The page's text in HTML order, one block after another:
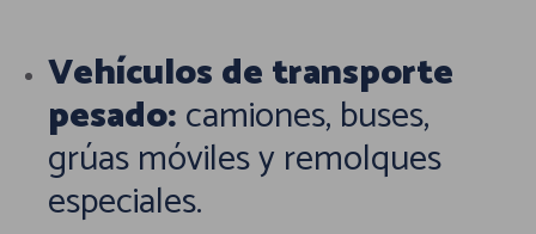
Vehículos de transporte
pesado:camiones, buses,
grúas móviles y remolques
especiales.